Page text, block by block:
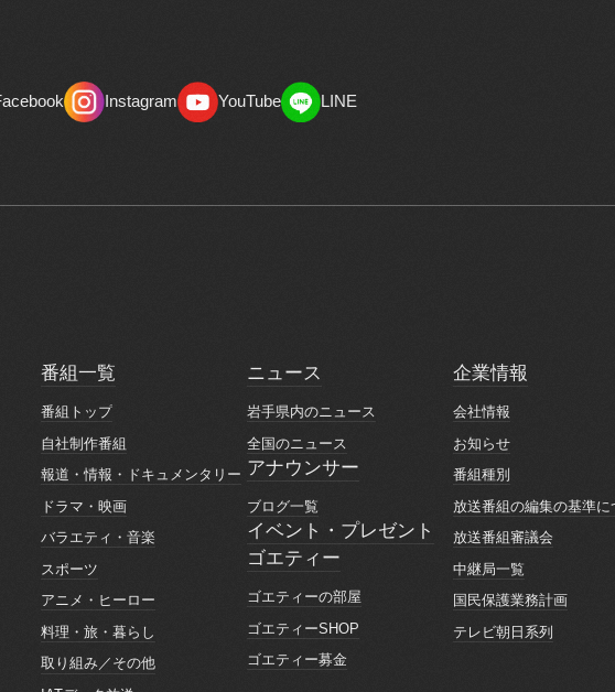
Instagram
YouTube
LINE
番組一覧
番組一覧
番組トップ
自社制作番組
自社制作番組
報道・情報・ドキュメンタリー
報道・情報・ドキュメンタリー
ドラマ・映画
バラエティ・音楽
スポーツ
アニメ・ヒーロー
アニメ・ヒーロー
料理・旅・暮らし
料理・旅・暮らし
取り組み／その他
取り組み／その他
ニュース
ニュース
岩手県内のニュース
全国のニュース
全国のニュース
アナウンサー
アナウンサー
ブログ一覧
ブログ一覧
イベント・プレゼント
イベント・プレゼント
ゴエティー
ゴエティー
ゴエティーの部屋
ゴエティーの部屋
ゴエティーSHOP
ゴエティーSHOP
ゴエティー募金
企業情報
企業情報
会社情報
お知らせ
お知らせ
番組種別
番組種別
放送番組の編集の基準に
放送番組の編集の基準に
放送番組審議会
放送番組審議会
中継局一覧
中継局一覧
国民保護業務計画
国民保護業務計画
テレビ朝日系列